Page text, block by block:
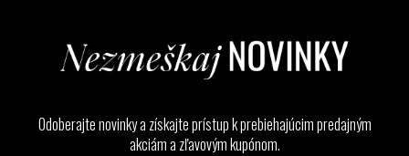
Odoberajte novinky a získajte prístup k prebiehajúcim predajným
akciám a zľavovým kupónom.